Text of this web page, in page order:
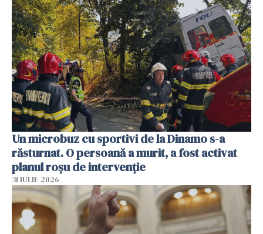
Un microbuz cu sportivi de la Dinamo s-a
răsturnat. O persoană a murit, a fost activat
planul roșu de intervenție
31 IULIE 2026